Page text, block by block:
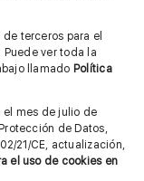
terceros para el
ver toda la
llamado Política
el mes de julio de
de Datos,
21/CE, actualización,
el uso de cookies en